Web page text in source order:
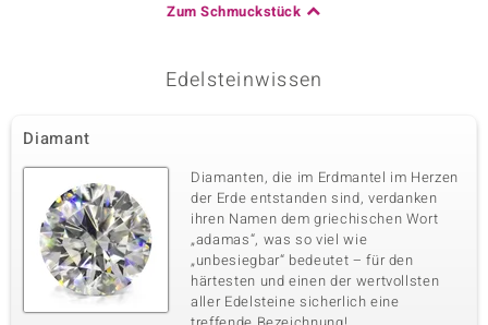
Zum Schmuckstück
Edelsteinwissen
Diamant
Diamanten, die im Erdmantel im Herzen
der Erde entstanden sind, verdanken
ihren Namen dem griechischen Wort
„adamas“, was so viel wie
„unbesiegbar“ bedeutet – für den
härtesten und einen der wertvollsten
aller Edelsteine sicherlich eine